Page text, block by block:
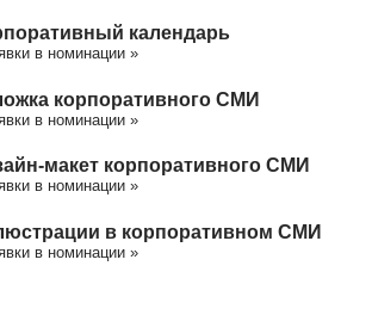
календарь
в номинации »
корпоративного СМИ
в номинации »
макет корпоративного СМИ
в номинации »
в корпоративном СМИ
в номинации »